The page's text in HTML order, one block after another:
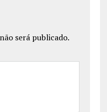
será publicado.